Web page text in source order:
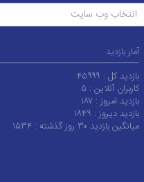
انتخاب وب سایت
آمار بازدید
بازدید کل : ۴۵۹۹۹
کاربران آنلاین :۵
بازدید امروز : ۱۸۷
بازدید دیروز : ۱۸۴۹
میانگین بازدید ۳۰ روز گذشته :
۱۵۳۴